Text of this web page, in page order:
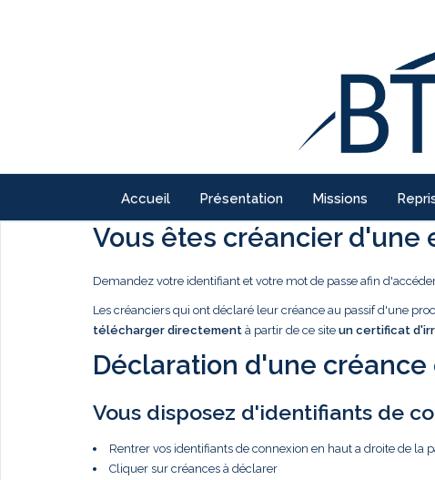
Accueil Présentation Missions
Vous êtes créancier
Demandez votre identifiant et votre mot de passe afin
Les créanciers qui ont déclaré leur créance au passif d'une
télécharger directement à partir de ce site un certificat
Déclaration d'une créance
Vous disposez d'identifiants de
Rentrer vos identifiants de connexion en haut a droite de la
Cliquer sur créances à déclarer